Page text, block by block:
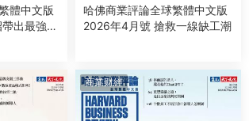
體中文版
出最強戰
哈佛商業評論全球繁體中文版
2026年4月號 搶救一線缺工潮
商業财經